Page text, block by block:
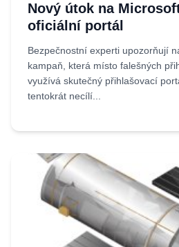
Nový útok na
oficiální portál
Bezpečnostní experti upozorňují
kampaň, která místo falešných
využívá skutečný přihlašovací
tentokrát necílí...